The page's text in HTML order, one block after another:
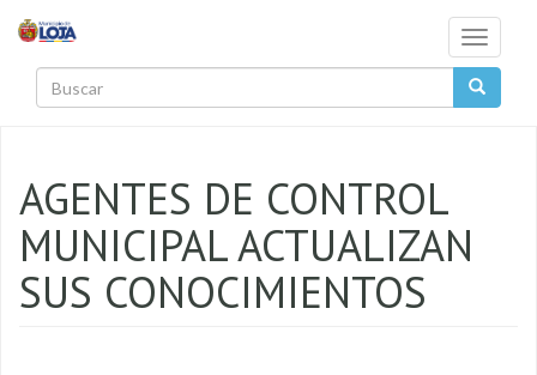
Toggle
AGENTES DE CONTROL
MUNICIPAL ACTUALIZAN
SUS CONOCIMIENTOS